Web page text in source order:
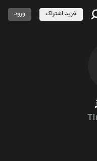
خرید اشتراک ورود